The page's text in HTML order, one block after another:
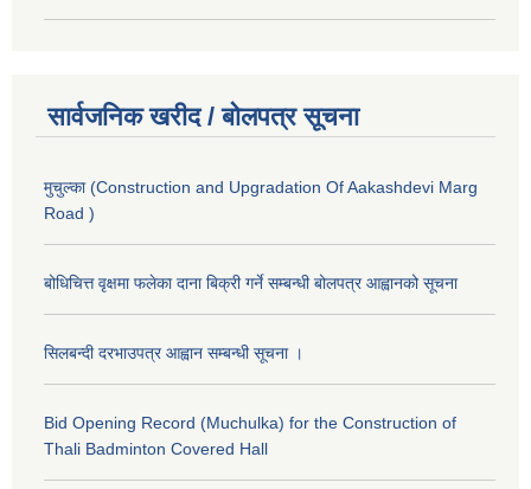
सार्वजनिक खरीद / बोलपत्र सूचना
मुचुल्का (Construction and Upgradation Of Aakashdevi Marg
Road )
बोधिचित्त वृक्षमा फलेका दाना बिक्री गर्ने सम्बन्धी बोलपत्र आह्वानको सूचना
सिलबन्दी दरभाउपत्र आह्वान सम्बन्धी सूचना ।
Bid Opening Record (Muchulka) for the Construction of
Thali Badminton Covered Hall